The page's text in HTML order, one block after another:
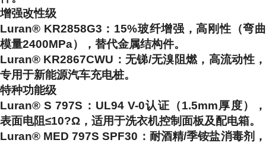
增强改性级
Luran® KR2858G3 ：15%玻纤增强，高刚性（弯曲
模量2400MPa），替代金属结构件。
Luran® KR2867CWU ：无锑/无溴阻燃，高流动性，
专用于新能源汽车充电桩。
特种功能级
Luran® S 797S ：UL94 V-0认证（1.5mm厚度），
表面电阻≤10?Ω，适用于洗衣机控制面板及配电箱。
Luran® MED 797S SPF30 ：耐酒精/季铵盐消毒剂，